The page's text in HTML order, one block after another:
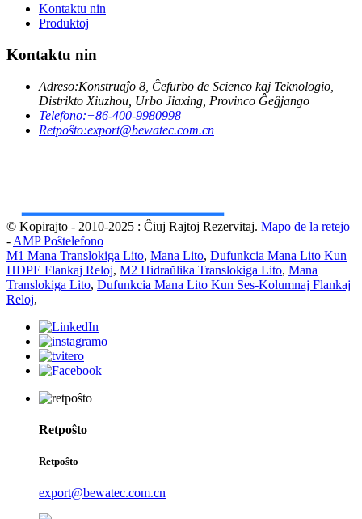
Kontaktu nin
Produktoj
Kontaktu nin
Adreso:Konstruaĵo 8, Ĉefurbo de Scienco kaj Teknologio,
Distrikto Xiuzhou, Urbo Jiaxing, Provinco Ĝeĝjango
Telefono:+86-400-9980998
Retpoŝto:export@bewatec.com.cn
© Kopirajto - 2010-2025 : Ĉiuj Rajtoj Rezervitaj. Mapo de la retejo
- AMP Poŝtelefono
M1 Mana Translokiga Lito, Mana Lito, Dufunkcia Mana Lito Kun
HDPE Flankaj Reloj, M2 Hidraŭlika Translokiga Lito, Mana
Translokiga Lito, Dufunkcia Mana Lito Kun Ses-Kolumnaj Flankaj
Reloj,
Retpoŝto
Retpoŝto
export@bewatec.com.cn